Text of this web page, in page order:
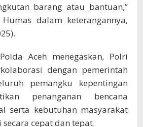
barang atau bantuan,”
dalam keterangannya,
Aceh menegaskan, Polri
dengan pemerintah
pemangku kepentingan
penanganan bencana
serta kebutuhan masyarakat
cepat dan tepat.